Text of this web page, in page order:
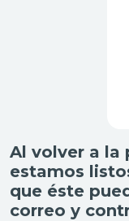
Al volver a la
estamos
que éste
correo y